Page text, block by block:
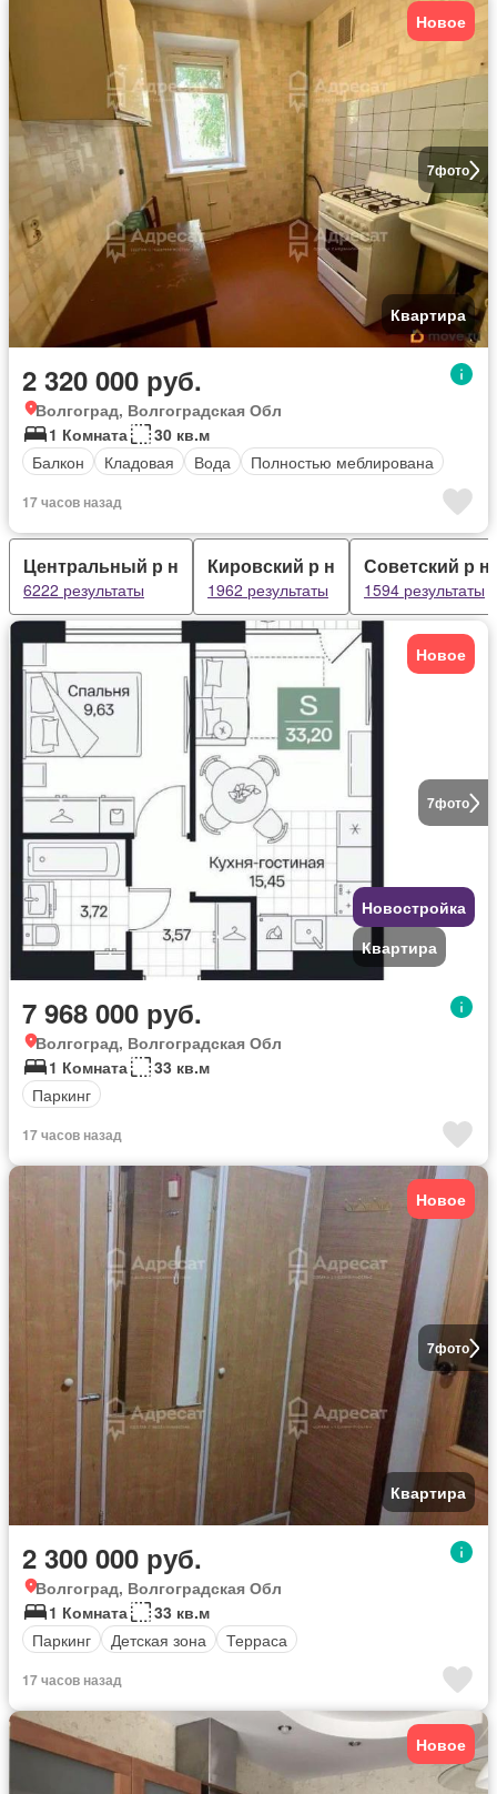
7фото
Новое
Квартира
2 320 000 руб.
Волгоград, Волгоградская Обл
1 Комната
30 кв.м
Балкон
Кладовая Вода Полностью меблирована
17 часов назад
Центральный р н
6222 результаты
Кировский р н
1962 результаты
Советский р н
1594 результаты
7фото
Новое
Новостройка
Квартира
7 968 000 руб.
Волгоград, Волгоградская Обл
1 Комната
33 кв.м
Паркинг
17 часов назад
7фото
Новое
Квартира
2 300 000 руб.
Волгоград, Волгоградская Обл
1 Комната
33 кв.м
Паркинг
Детская зона Терраса
17 часов назад
Новое